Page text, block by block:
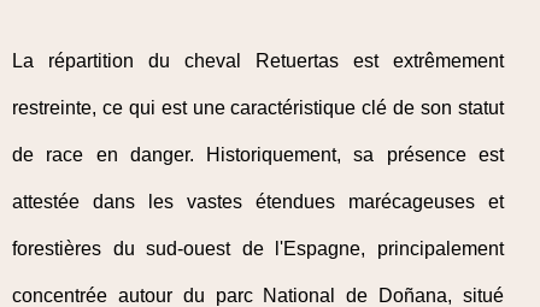
La répartition du cheval Retuertas est extrêmement
restreinte, ce qui est une caractéristique clé de son statut
de race en danger. Historiquement, sa présence est
attestée dans les vastes étendues marécageuses et
forestières du sud-ouest de l'Espagne, principalement
concentrée autour du parc National de Doñana, situé